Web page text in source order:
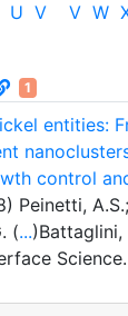
U V V W
1
entities:
control
Peinetti,
(...